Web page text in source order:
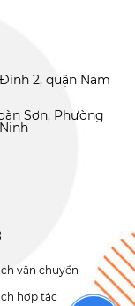
2, quận Nam
Sơn, Phường
vận chuyển
hợp tác